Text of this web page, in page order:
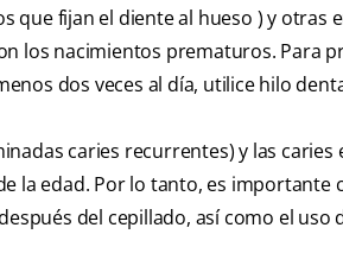
fijan el diente al hueso ) y otras
los nacimientos prematuros. Para
dos veces al día, utilice hilo
caries recurrentes) y las caries
la edad. Por lo tanto, es importante
del cepillado, así como el uso